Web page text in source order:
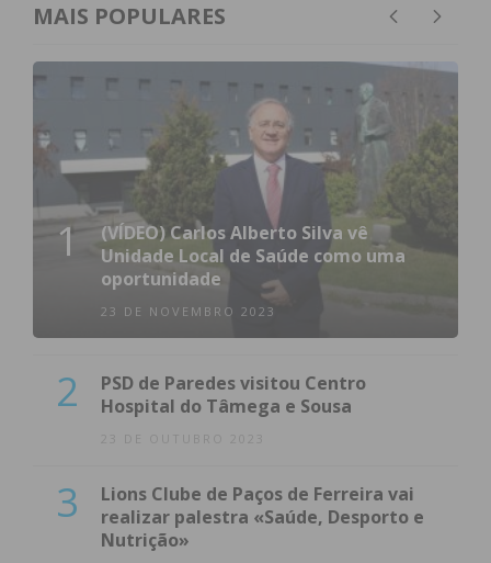
MAIS POPULARES
1
(VÍDEO) Carlos Alberto Silva vê
Unidade Local de Saúde como uma
oportunidade
23 DE NOVEMBRO 2023
2
PSD de Paredes visitou Centro
Hospital do Tâmega e Sousa
23 DE OUTUBRO 2023
3
Lions Clube de Paços de Ferreira vai
realizar palestra «Saúde, Desporto e
Nutrição»